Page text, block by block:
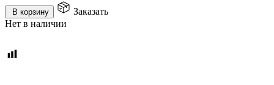
В корзину
Заказать
Нет в наличии